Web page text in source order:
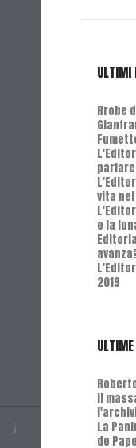
ULTIMI
Rrobe
vita
e la
2019
il
La
de